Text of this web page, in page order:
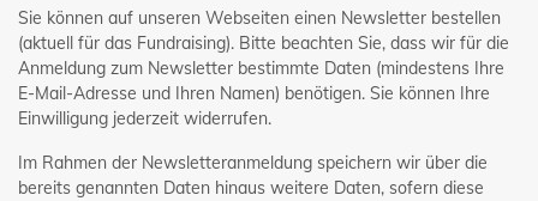
Sie können auf unseren Webseiten einen Newsletter bestellen
(aktuell für das Fundraising). Bitte beachten Sie, dass wir für die
Anmeldung zum Newsletter bestimmte Daten (mindestens Ihre
E-Mail-Adresse und Ihren Namen) benötigen. Sie können Ihre
Einwilligung jederzeit widerrufen.
Im Rahmen der Newsletteranmeldung speichern wir über die
bereits genannten Daten hinaus weitere Daten, sofern diese